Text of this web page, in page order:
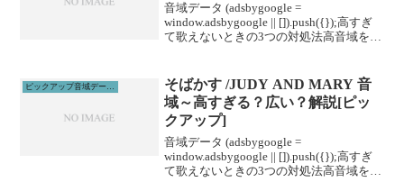
音域データ (adsbygoogle =
window.adsbygoogle || []).push({});高すぎ
て歌えないときの3つの対処法高音域を広
ルに通うこと...
ピックアップ音域データ解説
そばかす /JUDY AND MARY 音
域～高すぎる？広い？解説[ピッ
クアップ]
音域データ (adsbygoogle =
window.adsbygoogle || []).push({});高すぎ
て歌えないときの3つの対処法高音域を広